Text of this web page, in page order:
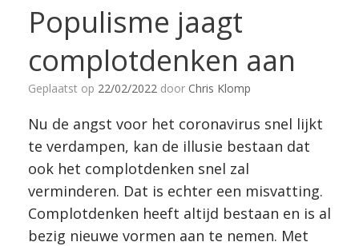
Populisme jaagt
complotdenken aan
Geplaatst op 22/02/2022 door Chris Klomp
Nu de angst voor het coronavirus snel lijkt
te verdampen, kan de illusie bestaan dat
ook het complotdenken snel zal
verminderen. Dat is echter een misvatting.
Complotdenken heeft altijd bestaan en is al
bezig nieuwe vormen aan te nemen. Met